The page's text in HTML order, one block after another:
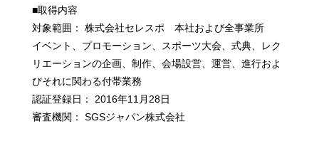
■取得内容
対象範囲： 株式会社セレスポ 本社および全事業所
イベント、プロモーション、スポーツ大会、式典、レク
リエーションの企画、制作、会場設営、運営、進行およ
びそれに関わる付帯業務
認証登録日： 2016年11月28日
審査機関： SGSジャパン株式会社